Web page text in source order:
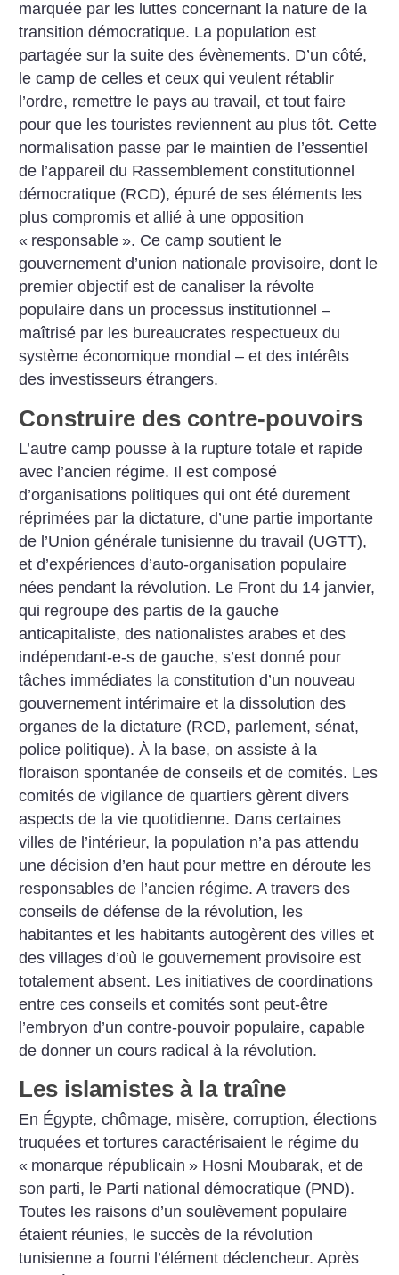
marquée par les luttes concernant la nature de la
transition démocratique. La population est
partagée sur la suite des évènements. D’un côté,
le camp de celles et ceux qui veulent rétablir
l’ordre, remettre le pays au travail, et tout faire
pour que les touristes reviennent au plus tôt. Cette
normalisation passe par le maintien de l’essentiel
de l’appareil du Rassemblement constitutionnel
démocratique (RCD), épuré de ses éléments les
plus compromis et allié à une opposition
« responsable ». Ce camp soutient le
gouvernement d’union nationale provisoire, dont le
premier objectif est de canaliser la révolte
populaire dans un processus institutionnel –
maîtrisé par les bureaucrates respectueux du
système économique mondial – et des intérêts
des investisseurs étrangers.
Construire des contre-pouvoirs
L’autre camp pousse à la rupture totale et rapide
avec l’ancien régime. Il est composé
d’organisations politiques qui ont été durement
réprimées par la dictature, d’une partie importante
de l’Union générale tunisienne du travail (UGTT),
et d’expériences d’auto-organisation populaire
nées pendant la révolution. Le Front du 14 janvier,
qui regroupe des partis de la gauche
anticapitaliste, des nationalistes arabes et des
indépendant-e-s de gauche, s’est donné pour
tâches immédiates la constitution d’un nouveau
gouvernement intérimaire et la dissolution des
organes de la dictature (RCD, parlement, sénat,
police politique). À la base, on assiste à la
floraison spontanée de conseils et de comités. Les
comités de vigilance de quartiers gèrent divers
aspects de la vie quotidienne. Dans certaines
villes de l’intérieur, la population n’a pas attendu
une décision d’en haut pour mettre en déroute les
responsables de l’ancien régime. A travers des
conseils de défense de la révolution, les
habitantes et les habitants autogèrent des villes et
des villages d’où le gouvernement provisoire est
totalement absent. Les initiatives de coordinations
entre ces conseils et comités sont peut-être
l’embryon d’un contre-pouvoir populaire, capable
de donner un cours radical à la révolution.
Les islamistes à la traîne
En Égypte, chômage, misère, corruption, élections
truquées et tortures caractérisaient le régime du
« monarque républicain » Hosni Moubarak, et de
son parti, le Parti national démocratique (PND).
Toutes les raisons d’un soulèvement populaire
étaient réunies, le succès de la révolution
tunisienne a fourni l’élément déclencheur. Après